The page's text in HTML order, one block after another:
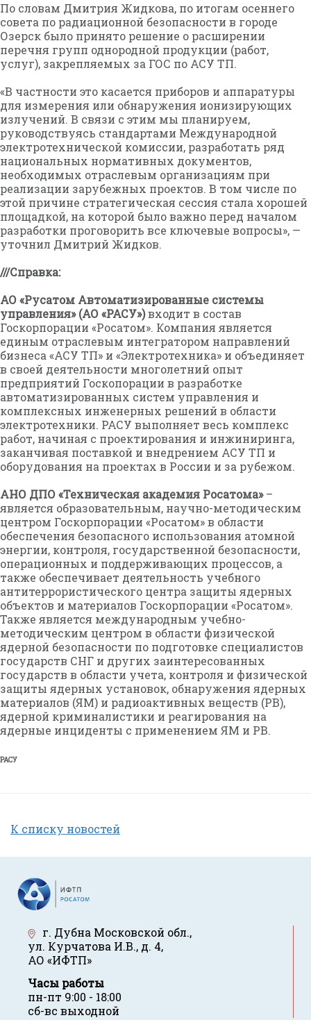
По словам Дмитрия Жидкова, по итогам осеннего
совета по радиационной безопасности в городе
Озерск было принято решение о расширении
перечня групп однородной продукции (работ,
услуг), закрепляемых за ГОС по АСУ ТП.
«В частности это касается приборов и аппаратуры
для измерения или обнаружения ионизирующих
излучений. В связи с этим мы планируем,
руководствуясь стандартами Международной
электротехнической комиссии, разработать ряд
национальных нормативных документов,
необходимых отраслевым организациям при
реализации зарубежных проектов. В том числе по
этой причине стратегическая сессия стала хорошей
площадкой, на которой было важно перед началом
разработки проговорить все ключевые вопросы», —
уточнил Дмитрий Жидков.
///Справка:
АО «Русатом Автоматизированные системы
управления» (АО «РАСУ»)входит в состав
Госкорпорации «Росатом». Компания является
единым отраслевым интегратором направлений
бизнеса «АСУ ТП» и «Электротехника» и объединяет
в своей деятельности многолетний опыт
предприятий Госкопорации в разработке
автоматизированных систем управления и
комплексных инженерных решений в области
электротехники. РАСУ выполняет весь комплекс
работ, начиная с проектирования и инжиниринга,
заканчивая поставкой и внедрением АСУ ТП и
оборудования на проектах в России и за рубежом.
АНО ДПО «Техническая академия Росатома»–
является образовательным, научно-методическим
центром Госкорпорации «Росатом» в области
обеспечения безопасного использования атомной
энергии, контроля, государственной безопасности,
операционных и поддерживающих процессов, а
также обеспечивает деятельность учебного
антитеррористического центра защиты ядерных
объектов и материалов Госкорпорации «Росатом».
Также является международным учебно-
методическим центром в области физической
ядерной безопасности по подготовке специалистов
государств СНГ и других заинтересованных
государств в области учета, контроля и физической
защиты ядерных установок, обнаружения ядерных
материалов (ЯМ) и радиоактивных веществ (РВ),
ядерной криминалистики и реагирования на
ядерные инциденты с применением ЯМ и РВ.
РАСУ
К списку новостей
г. Дубна Московской обл.,
ул. Курчатова И.В., д. 4,
АО «ИФТП»
Часы работы
пн-пт 9:00 - 18:00
сб-вс выходной